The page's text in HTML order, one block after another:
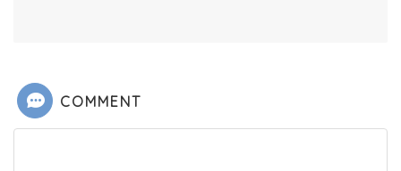
COMMENT